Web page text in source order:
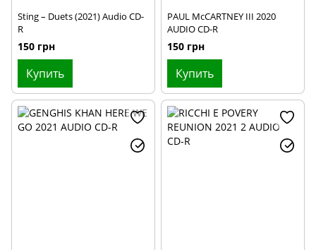
Sting – Duets (2021) Audio CD-
R
150 грн
Купить
PAUL McCARTNEY III 2020
AUDIO CD-R
150 грн
Купить